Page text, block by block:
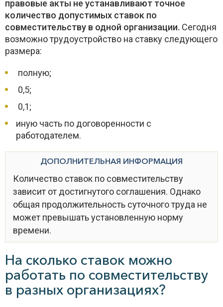
правовые акты не устанавливают точное
количество допустимых ставок по
совместительству в одной организации. Сегодня
возможно трудоустройство на ставку следующего
размера:
полную;
0,5;
0,1;
иную часть по договоренности с
работодателем.
ДОПОЛНИТЕЛЬНАЯ ИНФОРМАЦИЯ
Количество ставок по совместительству
зависит от достигнутого соглашения. Однако
общая продолжительность суточного труда не
может превышать установленную норму
времени.
На сколько ставок можно
работать по совместительству
в разных организациях?